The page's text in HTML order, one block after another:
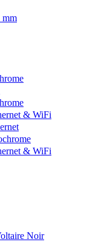
mm
& WiFi
& WiFi
Noir